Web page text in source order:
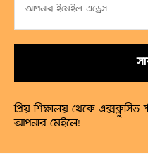
প্রিয় শিক্ষালয় থেকে এক্সক্লুসিভ
আপনার মেইলে!